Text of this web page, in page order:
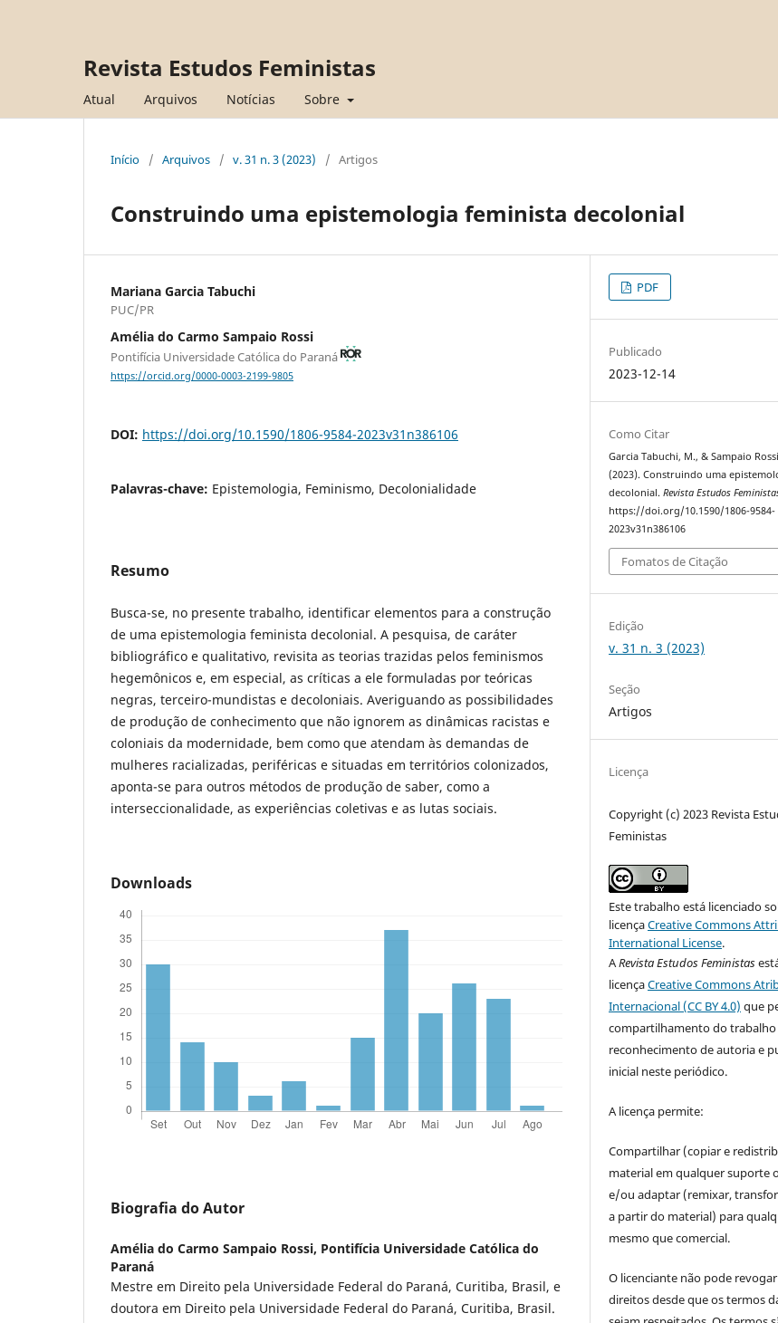
Revista Estudos Feministas
Atual Arquivos Notícias Sobre
Início / Arquivos / v. 31 n. 3 (2023) / Artigos
Construindo uma epistemologia feminista decolonial
Mariana Garcia Tabuchi
PUC/PR
Amélia do Carmo Sampaio Rossi
Pontifícia Universidade Católica do Paraná
https://orcid.org/0000-0003-2199-9805
DOI: https://doi.org/10.1590/1806-9584-2023v31n386106
Palavras-chave: Epistemologia, Feminismo, Decolonialidade
Resumo
Busca-se, no presente trabalho, identificar elementos para a construção
de uma epistemologia feminista decolonial. A pesquisa, de caráter
bibliográfico e qualitativo, revisita as teorias trazidas pelos feminismos
hegemônicos e, em especial, as críticas a ele formuladas por teóricas
negras, terceiro-mundistas e decoloniais. Averiguando as possibilidades
de produção de conhecimento que não ignorem as dinâmicas racistas e
coloniais da modernidade, bem como que atendam às demandas de
mulheres racializadas, periféricas e situadas em territórios colonizados,
aponta-se para outros métodos de produção de saber, como a
interseccionalidade, as experiências coletivas e as lutas sociais.
Downloads
Biografia do Autor
Amélia do Carmo Sampaio Rossi, Pontifícia Universidade Católica do
Paraná
Mestre em Direito pela Universidade Federal do Paraná, Curitiba, Brasil, e
doutora em Direito pela Universidade Federal do Paraná, Curitiba, Brasil.
PDF
Publicado
2023-12-14
Como Citar
Garcia Tabuchi, M., & Sampaio
(2023). Construindo uma
decolonial.Revista Estudos
https://doi.org/10.1590/1806-9584-
2023v31n386106
Fomatos de Citação
Edição
v. 31 n. 3 (2023)
Seção
Artigos
Licença
Copyright (c) 2023 Revista
Feministas
Este trabalho está licenciado
licençaCreative Commons
International License.
ARevista Estudos Feministas
licençaCreative Commons
Internacional (CC BY 4.0) que
compartilhamento do
reconhecimento de autoria e
inicial neste periódico.
A licença permite:
Compartilhar (copiar e
material em qualquer suporte
e/ou adaptar (remixar,
a partir do material) para
mesmo que comercial.
O licenciante não pode
direitos desde que os termos